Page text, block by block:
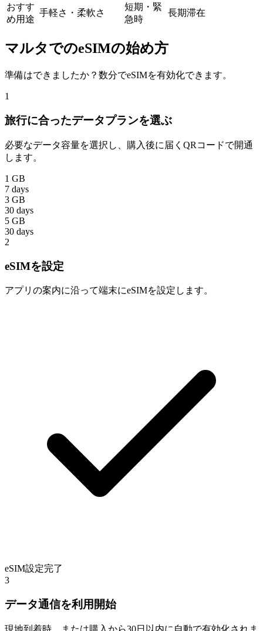
おすす
め用途
手軽さ・柔軟さ
短期・緊
急時
長期滞在
マルタでのeSIMの始め方
準備はできましたか？数分でeSIMを有効化できます。
1
旅行に合ったデータプランを選ぶ
必要なデータ容量を選択し、購入後に届くQRコードで開通
します。
1 GB
7 days
3 GB
30 days
5 GB
30 days
2
eSIMを設定
アプリの案内に沿って端末にeSIMを設定します。
eSIM設定完了
3
データ通信を利用開始
現地到着時、または購入から30日以内に自動で有効化されま